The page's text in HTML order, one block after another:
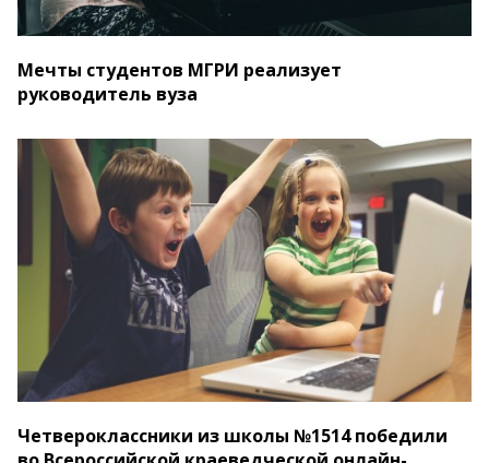
Мечты студентов МГРИ реализует
руководитель вуза
Четвероклассники из школы №1514 победили